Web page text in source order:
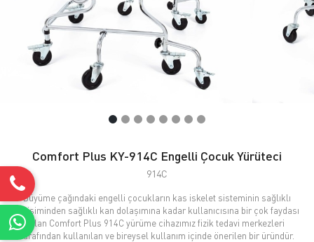
Comfort Plus KY-914C Engelli Çocuk Yürüteci
914C
Büyüme çağındaki engelli çocukların kas iskelet sisteminin sağlıklı
gelişiminden sağlıklı kan dolaşımına kadar kullanıcısına bir çok faydası
olan Comfort Plus 914C yürüme cihazımız fizik tedavi merkezleri
tarafından kullanılan ve bireysel kullanım içinde önerilen bir üründür.